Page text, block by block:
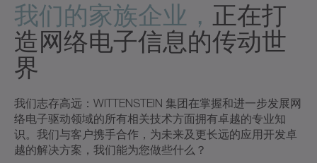
我们的家族企业， 正在打
造网络电子信息的传动世
界
我们志存高远：WITTENSTEIN 集团在掌握和进一步发展网
络电子驱动领域的所有相关技术方面拥有卓越的专业知
识。我们与客户携手合作，为未来及更长远的应用开发卓
越的解决方案，我们能为您做些什么？